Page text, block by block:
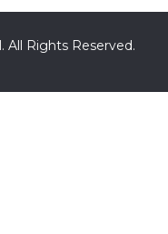
All Rights Reserved.